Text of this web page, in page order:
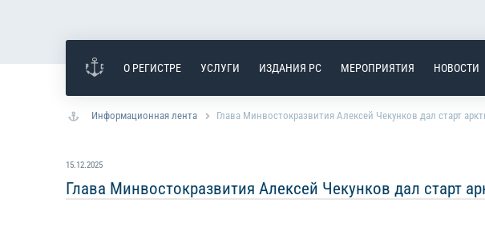
О РЕГИСТРЕ УСЛУГИ ИЗДАНИЯ РС МЕРОПРИЯТИЯ НОВОСТИ
Информационная лента Глава Минвостокразвития Алексей Чекунков дал старт
15.12.2025
Глава Минвостокразвития Алексей Чекунков дал старт